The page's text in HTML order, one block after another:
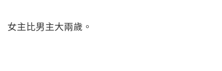
女主比男主大兩歲。